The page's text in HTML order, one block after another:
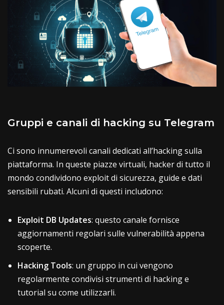
Gruppi e canali di hacking su Telegram
Ci sono innumerevoli canali dedicati all’hacking sulla
piattaforma. In queste piazze virtuali, hacker di tutto il
mondo condividono exploit di sicurezza, guide e dati
sensibili rubati. Alcuni di questi includono:
Exploit DB Updates: questo canale fornisce
aggiornamenti regolari sulle vulnerabilità appena
scoperte.
Hacking Tools: un gruppo in cui vengono
regolarmente condivisi strumenti di hacking e
tutorial su come utilizzarli.